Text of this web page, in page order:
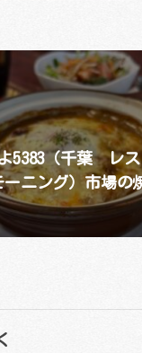
5383（千葉 レ
ニング）市場の